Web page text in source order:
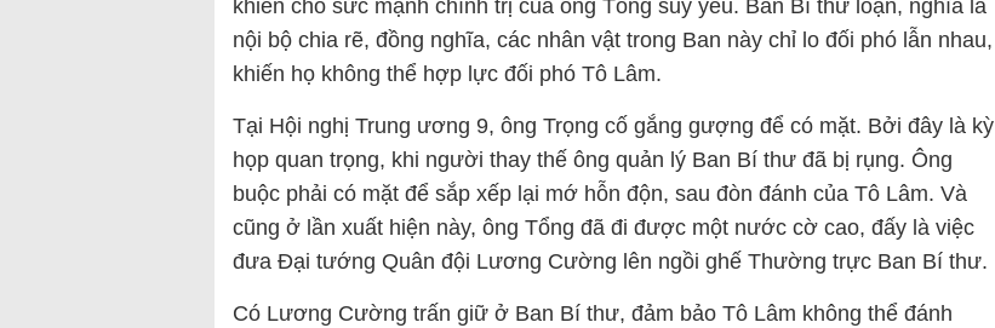
khiến cho sức mạnh chính trị của ông Tổng suy yếu. Ban Bí thư loạn, nghĩa là
nội bộ chia rẽ, đồng nghĩa, các nhân vật trong Ban này chỉ lo đối phó lẫn nhau,
khiến họ không thể hợp lực đối phó Tô Lâm.
Tại Hội nghị Trung ương 9, ông Trọng cố gắng gượng để có mặt. Bởi đây là kỳ
họp quan trọng, khi người thay thế ông quản lý Ban Bí thư đã bị rụng. Ông
buộc phải có mặt để sắp xếp lại mớ hỗn độn, sau đòn đánh của Tô Lâm. Và
cũng ở lần xuất hiện này, ông Tổng đã đi được một nước cờ cao, đấy là việc
đưa Đại tướng Quân đội Lương Cường lên ngồi ghế Thường trực Ban Bí thư.
Có Lương Cường trấn giữ ở Ban Bí thư, đảm bảo Tô Lâm không thể đánh